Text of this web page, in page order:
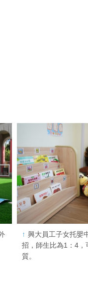
興大員工子女托嬰
招，師生比為1：4，
質。